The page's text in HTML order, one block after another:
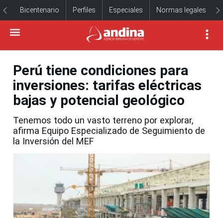
Bicentenario Perfiles Especiales Normas legales
Perú tiene condiciones para
inversiones: tarifas eléctricas
bajas y potencial geológico
Tenemos todo un vasto terreno por explorar,
afirma Equipo Especializado de Seguimiento de
la Inversión del MEF